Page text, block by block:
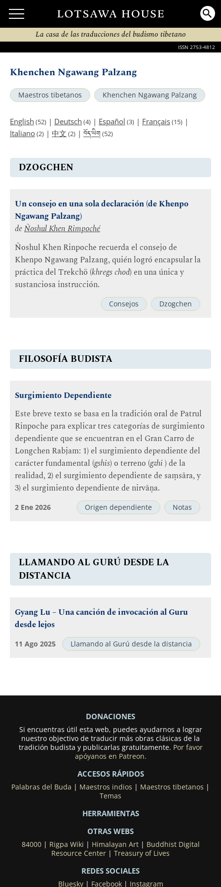
La casa de las traducciones del budismo tibetano
ISSN 2753-4812
Khenchen Ngawang Palzang
Maestros tibetanos Khenchen Ngawang Palzang
English (52) | Deutsch (4) | Español (3) | Français(15) |
Italiano(2) | 中文 (2) | བོད་ཡིག (52)
DZOGCHEN
Un consejo en una sola declaración (de Khenpo
Ngawang Palzang)
deÑoshul Khen Rimpoché
Ñoshul Khen Rinpoche recuerda el consejo de
Khenpo Ngawang Palzang, quién logró encapsular la
práctica del Trekchö (khregs chod) en una única y
sustanciosa instrucción.
Consejos Dzogchen
FILOSOFÍA BUDISTA
Surgimiento Dependiente
Este breve texto se basa en la tradición oral de Patrul
Rinpoche para explicar tres categorías de surgimiento
dependiente que se encuentran en el Gran Carro de
Longchen Rabjam: 1) el surgimiento dependiente del
carácter fundamental (gshis) o terreno (gzhi ) de la
realidad, 2) el surgimiento dependiente de saṃsāra, y
3) el surgimiento dependiente de nirvāṇa.
Origen dependiente Notas
2 Ene 2026
LLAMANDO AL GURÚ DESDE LA
DISTANCIA
Gyang Lu – Una canción de invocación al Guru
desde lejos
Llamando al Gurú desde la distancia
11 Ago 2025
DONACIONES
Si encuentras útil esta web, puedes ayudarnos a lograr
nuestro objectivo de traducir más obras clásicas de la
tradición budista y publicarlas gratuitamente. Por favor
apóyanos en Patreon.
ACCESOS RÁPIDOS
Palabras del Buda | Maestros indios | Maestros tibetanos |
Temas
HERRAMIENTAS
OTRAS WEBS
84000| Rigpa Wiki | Himalayan Art| Buddhist Digital
Resource Center | Treasury of Lives
REDES SOCIALES
Bluesky| Facebook| Instagram